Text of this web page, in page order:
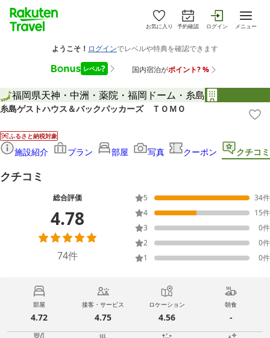
お気に入り 予約確認 ログイン メニュー
福岡県天神・中洲・薬院・福岡ドーム・糸島
糸島ゲストハウス＆バックパッカーズ ＴＯＭＯ
ふるさと納税対象
施設紹介 プラン 部屋 写真 クーポン クチコミ
クチコミ
総合評価
4.78
74件
5 34件
4
15件
3
0件
2
0件
1
0件
部屋
4.72
接客・サービス
4.75
ロケーション
4.56
朝食
-